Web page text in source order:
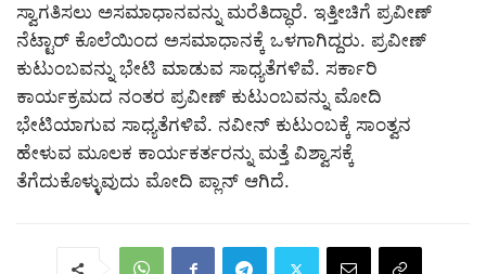
ಸ್ವಾಗತಿಸಲು ಅಸಮಾಧಾನವನ್ನು ಮರೆತಿದ್ಧಾರೆ. ಇತ್ತೀಚಿಗೆ ಪ್ರವೀಣ್​
ನೆಟ್ಟಾರ್​ ಕೊಲೆಯಿಂದ ಅಸಮಾಧಾನಕ್ಕೆ ಒಳಗಾಗಿದ್ದರು. ಪ್ರವೀಣ್​
ಕುಟುಂಬವನ್ನು ಭೇಟಿ ಮಾಡುವ ಸಾಧ್ಯತೆಗಳಿವೆ. ಸರ್ಕಾರಿ
ಕಾರ್ಯಕ್ರಮದ ನಂತರ ಪ್ರವೀಣ್​ ಕುಟುಂಬವನ್ನು ಮೋದಿ
ಭೇಟಿಯಾಗುವ ಸಾಧ್ಯತೆಗಳಿವೆ. ನವೀನ್ ಕುಟುಂಬಕ್ಕೆ ಸಾಂತ್ವನ
ಹೇಳುವ ಮೂಲಕ ಕಾರ್ಯಕರ್ತರನ್ನು ಮತ್ತೆ ವಿಶ್ವಾಸಕ್ಕೆ
ತೆಗೆದುಕೊಳ್ಳುವುದು ಮೋದಿ ಪ್ಲಾನ್ ಆಗಿದೆ.